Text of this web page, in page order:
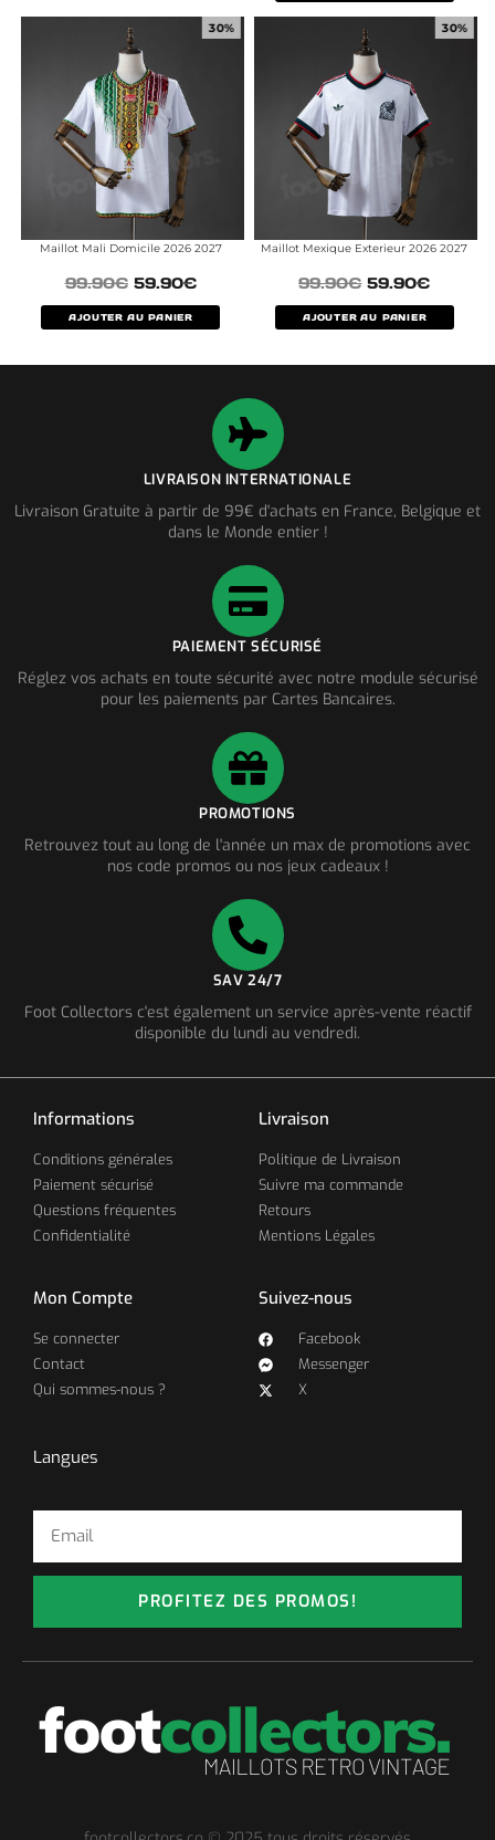
30%
Maillot Mali Domicile 2026 2027
99.90€ 59.90€
AJOUTER AU PANIER
30%
Maillot Mexique Exterieur 2026 2027
99.90€ 59.90€
AJOUTER AU PANIER
LIVRAISON INTERNATIONALE
Livraison Gratuite à partir de 99€ d'achats en France, Belgique et
dans le Monde entier !
PAIEMENT SÉCURISÉ
Réglez vos achats en toute sécurité avec notre module sécurisé
pour les paiements par Cartes Bancaires.
PROMOTIONS
Retrouvez tout au long de l'année un max de promotions avec
nos code promos ou nos jeux cadeaux !
SAV 24/7
Foot Collectors c'est également un service après-vente réactif
disponible du lundi au vendredi.
Informations
Conditions générales
Paiement sécurisé
Questions fréquentes
Confidentialité
Livraison
Politique de Livraison
Suivre ma commande
Retours
Mentions Légales
Mon Compte
Se connecter
Contact
Qui sommes-nous ?
Suivez-nous
Facebook
Messenger
X
Langues
PROFITEZ DES PROMOS!